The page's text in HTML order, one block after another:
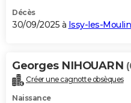
Décès
30/09/2025 à Issy-les-
Georges NIHOUARN
Créer une cagnotte obsèques
Naissance